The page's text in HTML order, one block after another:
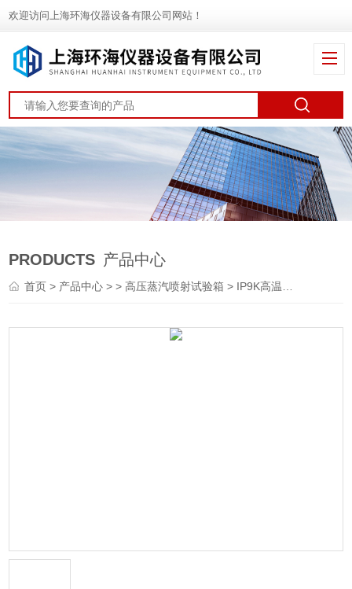
欢迎访问上海环海仪器设备有限公司网站！
PRODUCTS 产品中心
首页> 产品中心 > >高压蒸汽喷射试验箱 > IP9K高温压力喷水试验箱